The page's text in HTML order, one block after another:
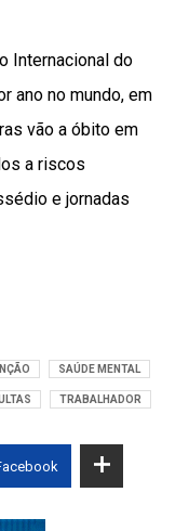
Internacional do
ano no mundo, em
vão a óbito em
a riscos
e jornadas
SAÚDE MENTAL
TRABALHADOR